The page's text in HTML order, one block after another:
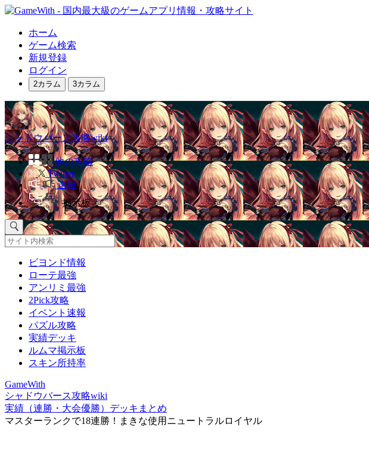
ホーム
ゲーム検索
新規登録
ログイン
2カラム 3カラム
シャドウバース攻略wiki
他の攻略
Twitter
速報
掲示板
ビヨンド情報
ローテ最強
アンリミ最強
2Pick攻略
イベント速報
パズル攻略
実績デッキ
ルムマ掲示板
スキン所持率
GameWith
シャドウバース攻略wiki
実績（連勝・大会優勝）デッキまとめ
マスターランクで18連勝！まきな使用ニュートラルロイヤル